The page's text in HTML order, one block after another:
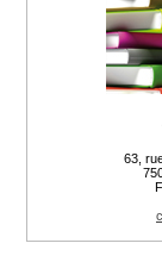
63,